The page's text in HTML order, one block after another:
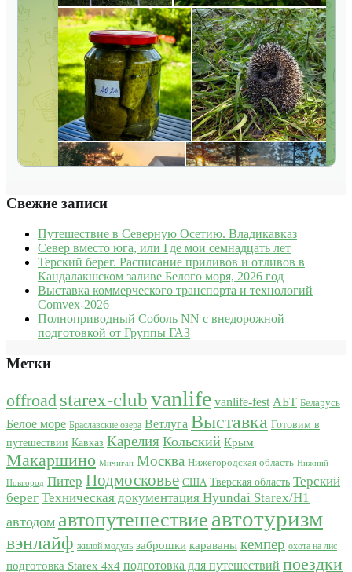
Свежие записи
Путешествие в Северную Осетию. Владикавказ
Север вместо юга, или Где мои семнадцать лет
Терский берег. Расписание приливов и отливов в
Кандалакшском заливе Белого моря, 2026 год
Выставка коммерческого транспорта и технологий
Comvex-2026
Полноприводный Соболь NN с внедорожной
подготовкой от Группы ГАЗ
Метки
offroad starex-clubvanlife vanlife-fest АБТ Беларусь
Белое море Браславские озера Ветлуга Выставка Готовим в
путешествии Кавказ Карелия Кольский Крым
Макаршино Мичиган Москва Нижегородская область Нижний
Новгород Питер Подмосковье США Тверская область Терский
берег Техническая документация Hyundai Starex/H1
автодом автопутешествие автотуризм
вэнлайф жилой модуль заброшки караваны кемпер охота на лис
подготовка Starex 4x4 подготовка для путешествий поездки